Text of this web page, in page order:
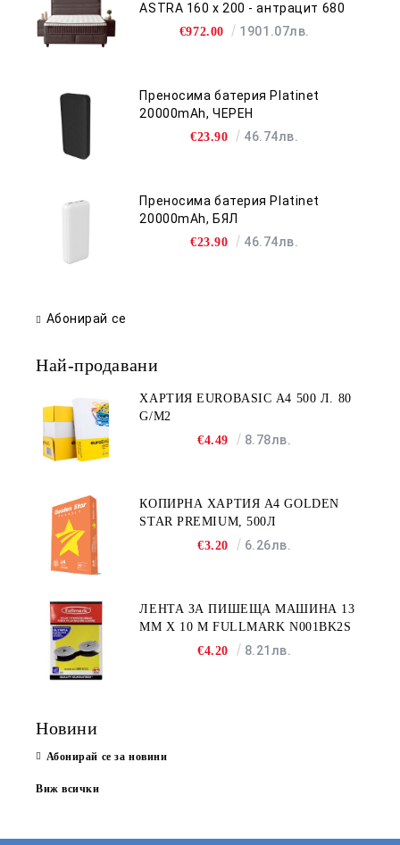
ASTRA 160 x 200 - антрацит 680
€972.00 1901.07лв.
Преносима батерия Platinet
20000mAh, ЧЕРЕН
€23.90 46.74лв.
Преносима батерия Platinet
20000mAh, БЯЛ
€23.90 46.74лв.
Абонирай се
Най-продавани
ХАРТИЯ EUROBASIC А4 500 Л. 80
G/M2
€4.49
8.78лв.
КОПИРНА ХАРТИЯ A4 GOLDEN
STAR PREMIUM, 500Л
€3.20
6.26лв.
ЛЕНТА ЗА ПИШЕЩА МАШИНА 13
MM X 10 M FULLMARK N001BK2S
€4.20
8.21лв.
Новини
Абонирай се за новини
Виж всички